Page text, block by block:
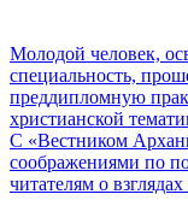
Молодой человек,
специальность,
преддипломную
христианской
С «Вестником
соображениями по
читателям о